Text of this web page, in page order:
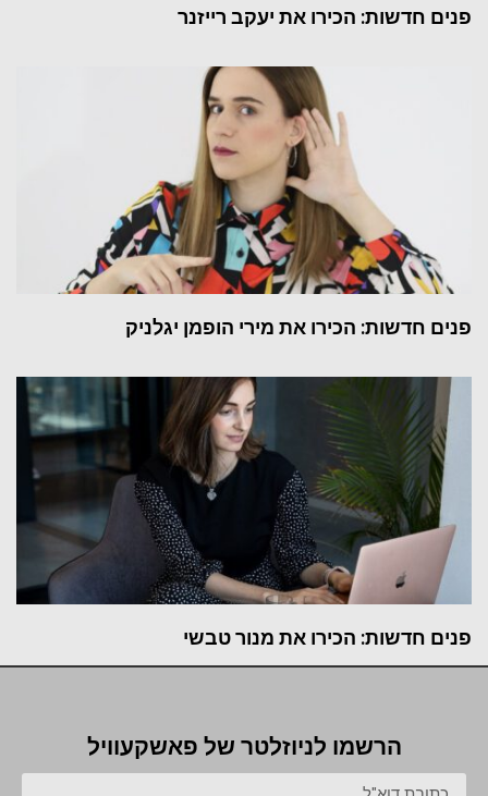
פנים חדשות: הכירו את יעקב רייזנר
פנים חדשות: הכירו את מירי הופמן יגלניק
פנים חדשות: הכירו את מנור טבשי
הרשמו לניוזלטר של פאשקעוויל